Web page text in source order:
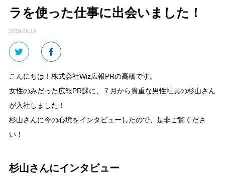
ラを使った仕事に出会いました！
2019.09.19
こんにちは！株式会社Wiz広報PRの髙橋です。
女性のみだった広報PR課に、７月から貴重な男性社員の杉山さん
が入社しました！
杉山さんに今の心境をインタビューしたので、是非ご覧くださ
い！
杉山さんにインタビュー